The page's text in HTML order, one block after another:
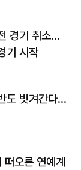
경기 취소…
기 시작
도 빗겨간다…
오른 연예계